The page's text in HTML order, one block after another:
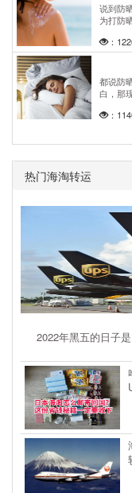
说到防
为打防
：
都说防
白，那
：
热门海淘转运
2022年黑五的日子